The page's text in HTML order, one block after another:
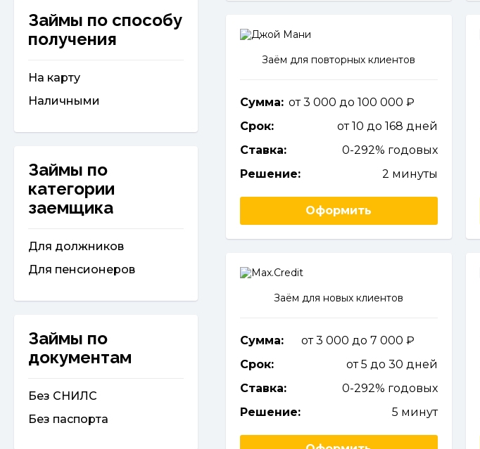
Займы по способу
получения
На карту
Наличными
Займы по
категории
заемщика
Для должников
Для пенсионеров
Займы по
документам
Без СНИЛС
Без паспорта
Заём для повторных клиентов
Сумма: от 3 000 до 100 000
Срок:
от 10 до 168 дней
Ставка:
0-292% годовых
Решение:
2 минуты
Оформить
Заём для новых клиентов
Сумма:
от 3 000 до 7 000
Срок:
от 5 до 30 дней
Ставка:
0-292% годовых
Решение:
5 минут